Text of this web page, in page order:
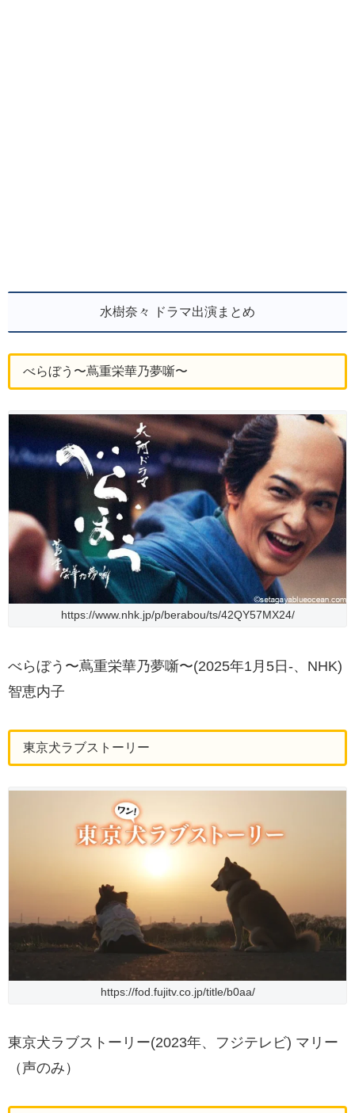
水樹奈々 ドラマ出演まとめ
べらぼう〜蔦重栄華乃夢噺〜
https://www.nhk.jp/p/berabou/ts/42QY57MX24/
べらぼう〜蔦重栄華乃夢噺〜(2025年1月5日-、NHK)
智恵内子
東京犬ラブストーリー
https://fod.fujitv.co.jp/title/b0aa/
東京犬ラブストーリー(2023年、フジテレビ) マリー
（声のみ）